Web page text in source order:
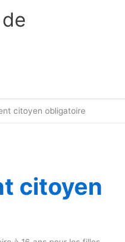
citoyen obligatoire
citoyen